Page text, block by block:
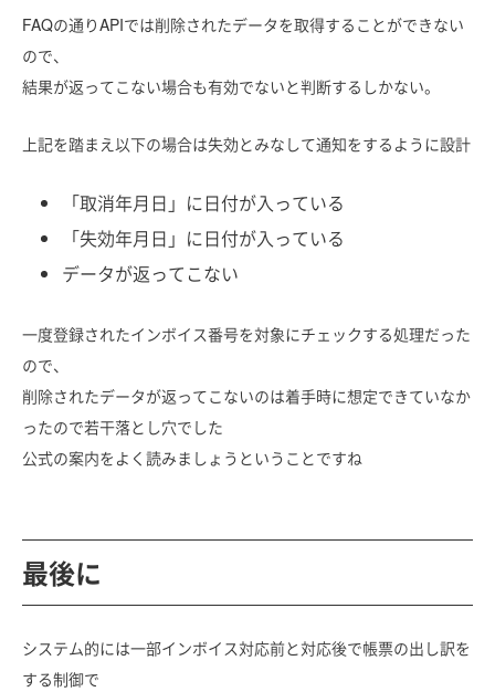
FAQの通りAPIでは削除されたデータを取得することができない
ので、
結果が返ってこない場合も有効でないと判断するしかない。
上記を踏まえ以下の場合は失効とみなして通知をするように設計
「取消年月日」に日付が入っている
「失効年月日」に日付が入っている
データが返ってこない
一度登録されたインボイス番号を対象にチェックする処理だった
ので、
削除されたデータが返ってこないのは着手時に想定できていなか
ったので若干落とし穴でした
公式の案内をよく読みましょうということですね
最後に
システム的には一部インボイス対応前と対応後で帳票の出し訳を
する制御で